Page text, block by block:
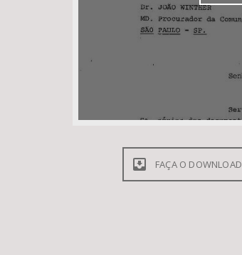
FAÇA O DOWNLOAD